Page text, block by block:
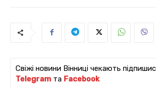
Свіжі новини Вінниці чекають
Telegram та Facebook